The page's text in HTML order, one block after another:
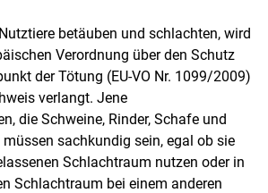
betäuben und schlachten, wird
Verordnung über den Schutz
der Tötung (EU-VO Nr. 1099/2009)
verlangt. Jene
die Schweine, Rinder, Schafe und
sachkundig sein, egal ob sie
Schlachtraum nutzen oder in
Schlachtraum bei einem anderen